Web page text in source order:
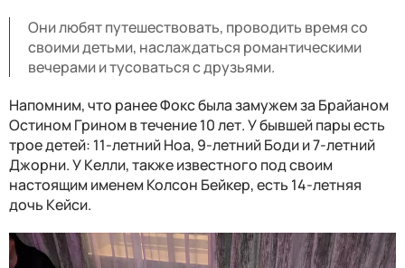
Они любят путешествовать, проводить время со
своими детьми, наслаждаться романтическими
вечерами и тусоваться с друзьями.
Напомним, что ранее Фокс была замужем за Брайаном
Остином Грином в течение 10 лет. У бывшей пары есть
трое детей: 11-летний Ноа, 9-летний Боди и 7-летний
Джорни. У Келли, также известного под своим
настоящим именем Колсон Бейкер, есть 14-летняя
дочь Кейси.